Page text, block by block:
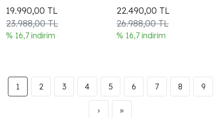
menteşe
19.990,00 TL
23.988,00 TL
% 16,7 indirim
detayı
22.490,00 TL
26.988,00 TL
% 16,7 indirim
1 2 3 4 5 6 7 8 9
› »